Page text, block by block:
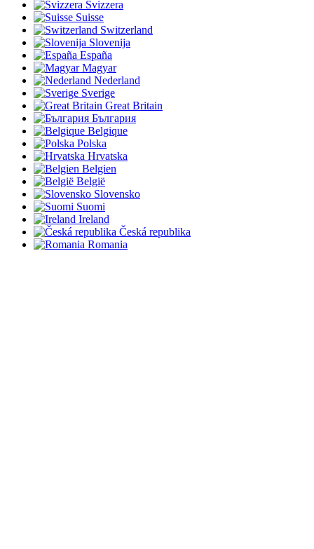
Svizzera
Suisse
Switzerland
Slovenija
España
Magyar
Nederland
Sverige
Great Britain
България
Belgique
Polska
Hrvatska
Belgien
België
Slovensko
Suomi
Ireland
Česká republika
Romania